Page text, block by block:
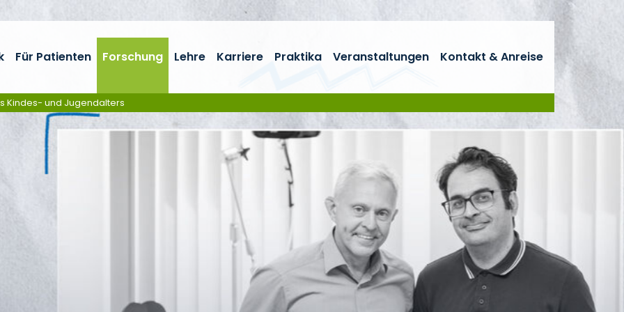
Für Patienten Forschung Lehre Karriere Praktika Veranstaltungen Kontakt & Anreise
Kindes- und Jugendalters